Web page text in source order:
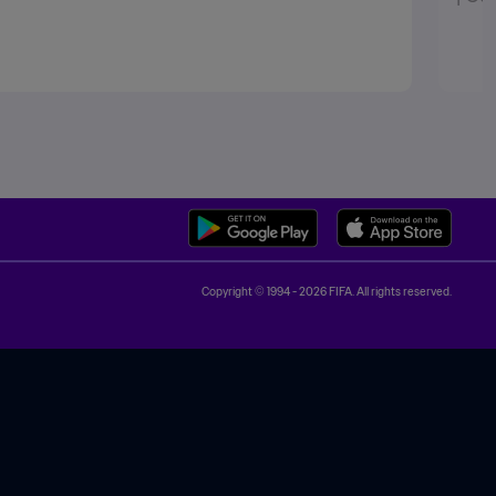
Copyright © 1994 - 2026 FIFA. All rights reserved.